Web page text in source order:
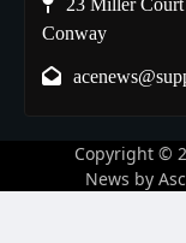
23 Miller
Conway
Copyright ©
News by